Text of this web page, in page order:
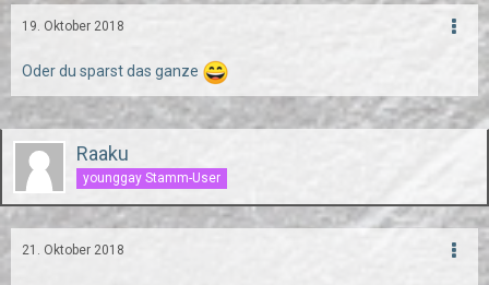
19. Oktober 2018
Oder du sparst das ganze
Raaku
younggay Stamm-User
21. Oktober 2018